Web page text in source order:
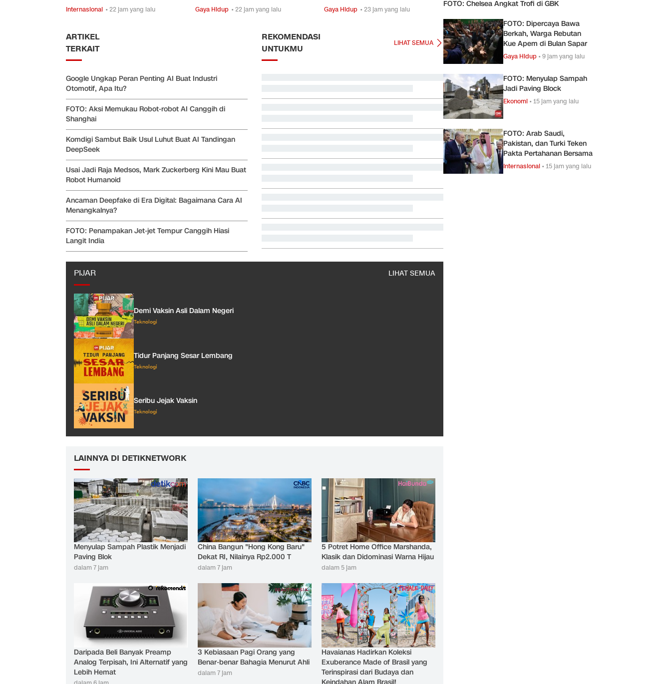
Internasional • 22 jam yang lalu Gaya Hidup • 22 jam yang lalu Gaya Hidup • 23 jam yang lalu
ARTIKEL
TERKAIT
Google Ungkap Peran Penting AI Buat Industri
Otomotif, Apa Itu?
FOTO: Aksi Memukau Robot-robot AI Canggih di
Shanghai
Komdigi Sambut Baik Usul Luhut Buat AI Tandingan
DeepSeek
Usai Jadi Raja Medsos, Mark Zuckerberg Kini Mau Buat
Robot Humanoid
Ancaman Deepfake di Era Digital: Bagaimana Cara AI
Menangkalnya?
FOTO: Penampakan Jet-jet Tempur Canggih Hiasi
Langit India
REKOMENDASI
UNTUKMU
LIHAT SEMUA
Jadi Sorotan
Trans7
Depan
Kawal Program Pemerintah
Demi Vaksin Asli Dalam Negeri
Tidur Panjang Sesar Lembang
Seribu Jejak Vaksin
Menyulap Sampah Plastik Menjadi
Paving Blok
China Bangun "Hong Kong Baru"
Dekat RI, Nilainya Rp2.000 T
5 Potret Home Office Marshanda,
Klasik dan Didominasi Warna Hijau
Daripada Beli Banyak Preamp
Analog Terpisah, Ini Alternatif yang
Lebih Hemat
3 Kebiasaan Pagi Orang yang
Benar-benar Bahagia Menurut Ahli
Havaianas Hadirkan Koleksi
Exuberance Made of Brasil yang
Terinspirasi dari Budaya dan
FOTO: Chelsea Angkat Trofi di GBK
FOTO: Dipercaya Bawa
Berkah, Warga Rebutan
Kue Apem di Bulan Sapar
Gaya Hidup •9 jam yang lalu
FOTO: Menyulap Sampah
Jadi Paving Block
Ekonomi •15 jam yang lalu
FOTO: Arab Saudi,
Pakistan, dan Turki Teken
Pakta Pertahanan Bersama
Internasional •15 jam yang lalu